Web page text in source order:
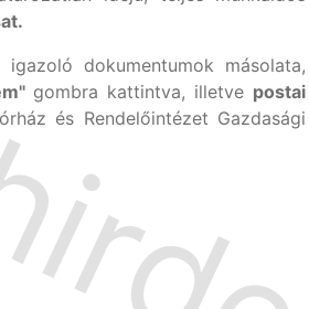
dokumentumok másolata,
gombra kattintva, illetve postai
és Rendelőintézet Gazdasági